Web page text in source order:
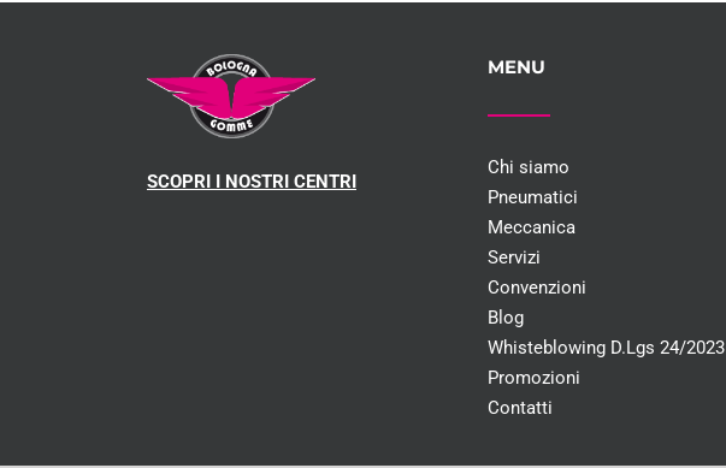
SCOPRI I NOSTRI CENTRI
MENU
Chi siamo
Pneumatici
Meccanica
Servizi
Convenzioni
Blog
Whisteblowing D.Lgs 24/2023
Promozioni
Contatti